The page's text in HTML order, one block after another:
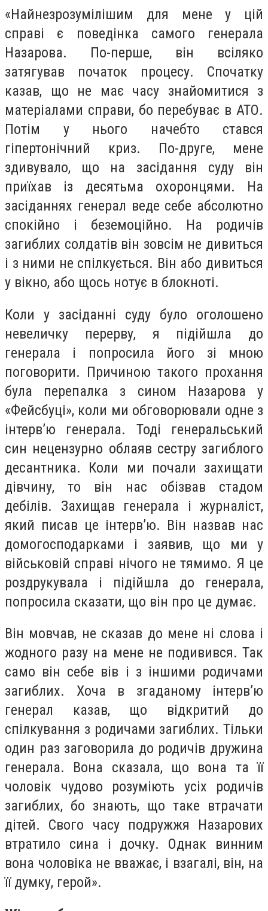
«Найнезрозумілішим для мене у цій
справі є поведінка самого генерала
Назарова. По-перше, він всіляко
затягував початок процесу. Спочатку
казав, що не має часу знайомитися з
матеріалами справи, бо перебуває в АТО.
Потім у нього начебто стався
гіпертонічний криз. По-друге, мене
здивувало, що на засідання суду він
приїхав із десятьма охоронцями. На
засіданнях генерал веде себе абсолютно
спокійно і беземоційно. На родичів
загиблих солдатів він зовсім не дивиться
і з ними не спілкується. Він або дивиться
у вікно, або щось нотує в блокноті.
Коли у засіданні суду було оголошено
невеличку перерву, я підійшла до
генерала і попросила його зі мною
поговорити. Причиною такого прохання
була перепалка з сином Назарова у
«Фейсбуці», коли ми обговорювали одне з
інтерв’ю генерала. Тоді генеральський
син нецензурно облаяв сестру загиблого
десантника. Коли ми почали захищати
дівчину, то він нас обізвав стадом
дебілів. Захищав генерала і журналіст,
який писав це інтерв’ю. Він назвав нас
домогосподарками і заявив, що ми у
військовій справі нічого не тямимо. Я це
роздрукувала і підійшла до генерала,
попросила сказати, що він про це думає.
Він мовчав, не сказав до мене ні слова і
жодного разу на мене не подивився. Так
само він себе вів і з іншими родичами
загиблих. Хоча в згаданому інтерв’ю
генерал казав, що відкритий до
спілкування з родичами загиблих. Тільки
один раз заговорила до родичів дружина
генерала. Вона сказала, що вона та її
чоловік чудово розуміють усіх родичів
загиблих, бо знають, що таке втрачати
дітей. Свого часу подружжя Назарових
втратило сина і дочку. Однак винним
вона чоловіка не вважає, і взагалі, він, на
її думку, герой».